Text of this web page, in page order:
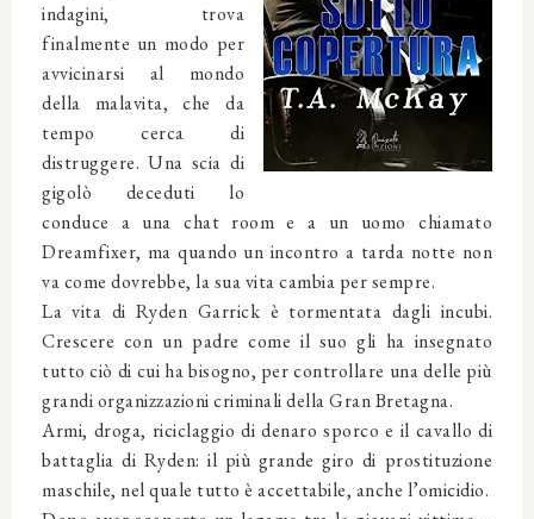
indagini, trova
finalmente un modo per
avvicinarsi al mondo
della malavita, che da
tempo cerca di
distruggere. Una scia di
gigolò deceduti lo
conduce a una chat room e a un uomo chiamato
Dreamfixer, ma quando un incontro a tarda notte non
va come dovrebbe, la sua vita cambia per sempre.
La vita di Ryden Garrick è tormentata dagli incubi.
Crescere con un padre come il suo gli ha insegnato
tutto ciò di cui ha bisogno, per controllare una delle più
grandi organizzazioni criminali della Gran Bretagna.
Armi, droga, riciclaggio di denaro sporco e il cavallo di
battaglia di Ryden: il più grande giro di prostituzione
maschile, nel quale tutto è accettabile, anche l’omicidio.